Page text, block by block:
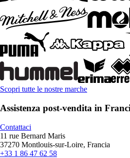
Scopri tutte le nostre marche
Assistenza post-vendita in
Contattaci
11 rue Bernard Maris
37270 Montlouis-sur-Loire, Francia
+33 1 86 47 62 58